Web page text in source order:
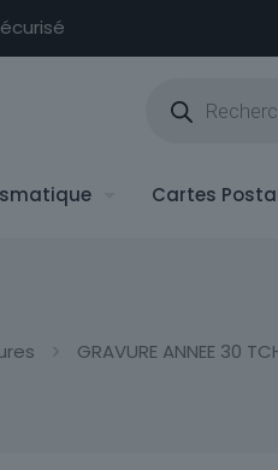
produits
Cartes
GRAVURE ANNEE 30